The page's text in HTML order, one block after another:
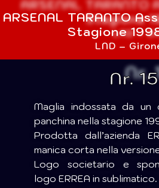
ARSENAL TARANTO
Stagione
LND –
Nr. 15
Maglia indossata da un
panchina nella stagione
Prodotta dall’azienda
manica corta nella
Logo societario e
logo ERREA in sublimatico.